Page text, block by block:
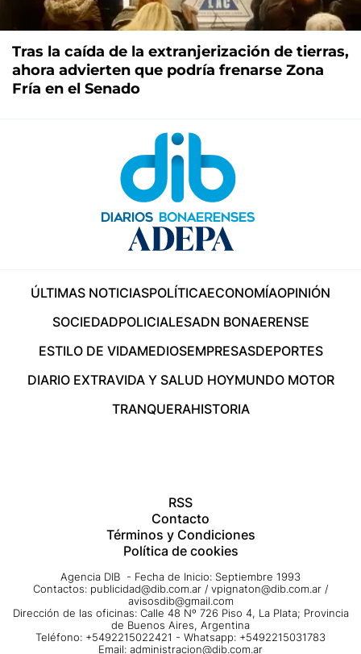
Tras la caída de la extranjerización de tierras,
ahora advierten que podría frenarse Zona
Fría en el Senado
ÚLTIMAS NOTICIASPOLÍTICAECONOMÍAOPINIÓN
SOCIEDADPOLICIALESADN BONAERENSE
ESTILO DE VIDAMEDIOSEMPRESASDEPORTES
DIARIO EXTRAVIDA Y SALUD HOYMUNDO MOTOR
TRANQUERAHISTORIA
RSS
Contacto
Términos y Condiciones
Política de cookies
Agencia DIB - Fecha de Inicio: Septiembre 1993
Contactos: publicidad@dib.com.ar / vpignaton@dib.com.ar /
avisosdib@gmail.com
Dirección de las oficinas: Calle 48 Nº 726 Piso 4, La Plata; Provincia
de Buenos Aires, Argentina
Teléfono: +5492215022421 - Whatsapp: +5492215031783
Email: administracion@dib.com.ar